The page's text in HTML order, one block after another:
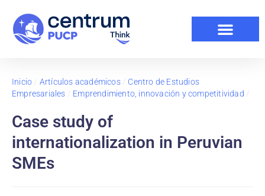
Inicio / Artículos académicos/ Centro de Estudios
Empresariales / Emprendimiento, innovación y competitividad /
Case study of
internationalization in Peruvian
SMEs